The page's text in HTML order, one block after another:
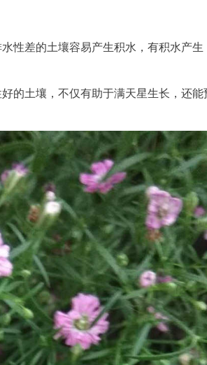
性差的土壤容易产生积水，有积水产生
的土壤，不仅有助于满天星生长，还能